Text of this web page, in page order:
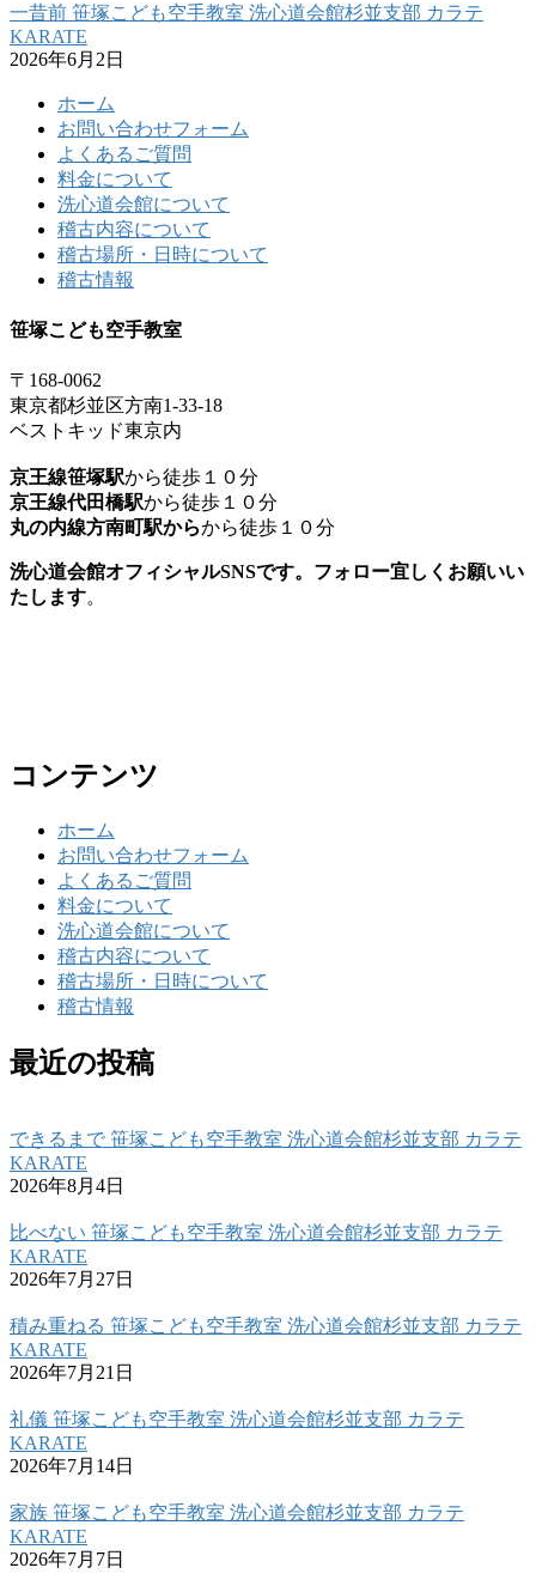
一昔前 笹塚こども空手教室 洗心道会館杉並支部 カラテ
KARATE
2026年6月2日
ホーム
お問い合わせフォーム
よくあるご質問
料金について
洗心道会館について
稽古内容について
稽古場所・日時について
稽古情報
笹塚こども空手教室
〒168-0062
東京都杉並区方南1-33-18
ベストキッド東京内
京王線笹塚駅から徒歩１０分
京王線代田橋駅から徒歩１０分
丸の内線方南町駅からから徒歩１０分
洗心道会館オフィシャルSNSです。フォロー宜しくお願いい
たします。
コンテンツ
ホーム
お問い合わせフォーム
よくあるご質問
料金について
洗心道会館について
稽古内容について
稽古場所・日時について
稽古情報
最近の投稿
できるまで 笹塚こども空手教室 洗心道会館杉並支部 カラテ
KARATE
2026年8月4日
比べない 笹塚こども空手教室 洗心道会館杉並支部 カラテ
KARATE
2026年7月27日
積み重ねる 笹塚こども空手教室 洗心道会館杉並支部 カラテ
KARATE
2026年7月21日
礼儀 笹塚こども空手教室 洗心道会館杉並支部 カラテ
KARATE
2026年7月14日
家族 笹塚こども空手教室 洗心道会館杉並支部 カラテ
KARATE
2026年7月7日